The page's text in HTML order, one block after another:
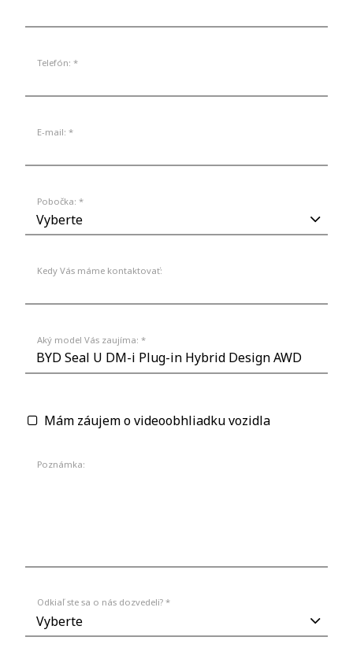
Telefón: *
E-mail: *
Pobočka: *
Kedy Vás máme kontaktovať:
Aký model Vás zaujíma: *
Mám záujem o videoobhliadku vozidla
Poznámka:
Odkiaľ ste sa o nás dozvedeli? *